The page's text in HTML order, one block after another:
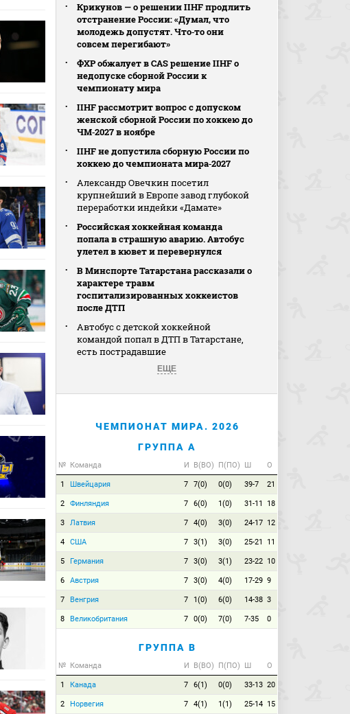
Крикунов — о решении IIHF продлить
отстранение России: «Думал, что
молодежь допустят. Что‑то они
совсем перегибают»
ФХР обжалует в CAS решение IIHF о
недопуске сборной России к
чемпионату мира
IIHF рассмотрит вопрос с допуском
женской сборной России по хоккею до
ЧМ‑2027 в ноябре
IIHF не допустила сборную России по
хоккею до чемпионата мира‑2027
Александр Овечкин посетил
крупнейший в Европе завод глубокой
переработки индейки «Дамате»
Российская хоккейная команда
попала в страшную аварию. Автобус
улетел в кювет и перевернулся
В Минспорте Татарстана рассказали о
характере травм
госпитализированных хоккеистов
после ДТП
Автобус с детской хоккейной
командой попал в ДТП в Татарстане,
есть пострадавшие
ЕЩЕ
ЧЕМПИОНАТ МИРА. 2026
ГРУППА A
№ Команда И В(ВО) П(ПО) Ш О
1 Швейцария 7 7(0) 0(0) 39-7 21
2 Финляндия 7 6(0) 1(0) 31-11 18
3 Латвия 7 4(0) 3(0) 24-17 12
4 США 7 3(1) 3(0) 25-21 11
5 Германия 7 3(0) 3(1) 23-22 10
6 Австрия 7 3(0) 4(0) 17-29 9
7 Венгрия 7 1(0) 6(0) 14-38 3
8 Великобритания 7 0(0) 7(0) 7-35 0
ГРУППА B
№ Команда И В(ВО) П(ПО) Ш О
1 Канада 7 6(1) 0(0) 33-13 20
2 Норвегия 7 4(1) 1(1) 25-14 15